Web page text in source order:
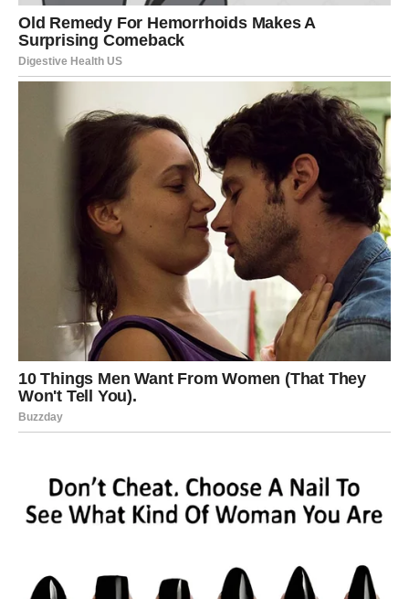
Možda će sve početi sasvim spontano, kroz običan
razgovor ili situaciju kojoj ne pridajete mnogo pažnje.
Međutim, kasnije ćete shvatiti da je upravo taj trenutak
označio početak veoma važnih promjena.
Strijelčevi vole nova iskustva i upoznavanje ljudi, a
upravo će vam ta otvorenost sada donijeti najveću korist.
Nemojte odbijati pozive, sastanke ili prijedloge koji vam
djeluju zanimljivo.
Posao donosi napredak i
priznanje
Na profesionalnom planu očekuju vas veoma povoljni
događaji. Vaša energija, kreativnost i sposobnost da
biti posebno cijenjeni.
Moguće je da ćete dobiti priliku da pokažete svoje
značajnu finansijsku korist.